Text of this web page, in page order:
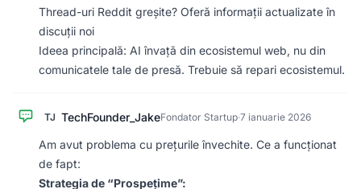
Thread-uri Reddit greșite? Oferă informații actualizate în
discuții noi
Ideea principală: AI învață din ecosistemul web, nu din
comunicatele tale de presă. Trebuie să repari ecosistemul.
TJ TechFounder_JakeFondator Startup·7 ianuarie 2026
Am avut problema cu prețurile învechite. Ce a funcționat
de fapt:
Strategia de “Prospețime”: